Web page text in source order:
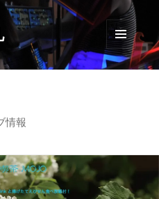
メニュ
ーとウ
情報